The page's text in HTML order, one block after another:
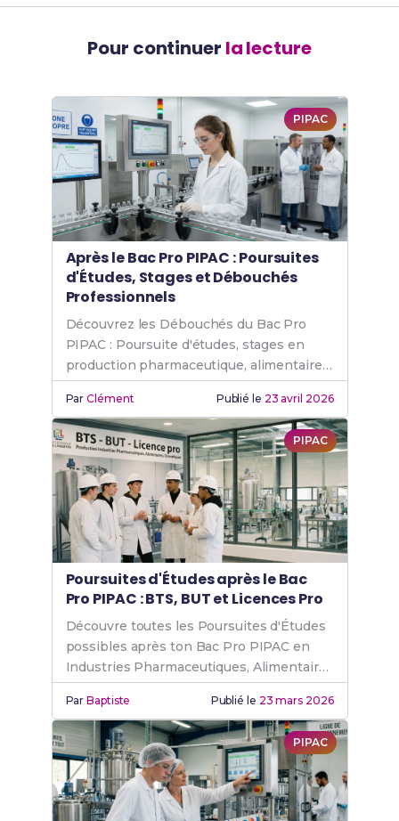
Pour continuer la lecture
PIPAC
Après le Bac Pro PIPAC : Poursuites
d'Études, Stages et Débouchés
Professionnels
Découvrez les Débouchés du Bac Pro
PIPAC : Poursuite d'études, stages en
production pharmaceutique, alimentaire
et cosmétique, et métiers accessibles.
ParClément Publié le 23 avril 2026
PIPAC
Poursuites d'Études après le Bac
Pro PIPAC : BTS, BUT et Licences Pro
Découvre toutes les Poursuites d'Études
possibles après ton Bac Pro PIPAC en
Industries Pharmaceutiques, Alimentaires
et Cosmétiques.
ParBaptiste Publié le 23 mars 2026
PIPAC